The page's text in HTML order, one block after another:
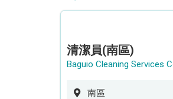
清潔員(南區)
南區